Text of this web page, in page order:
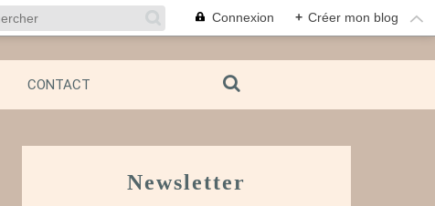
Connexion + Créer mon blog
CONTACT
Newsletter